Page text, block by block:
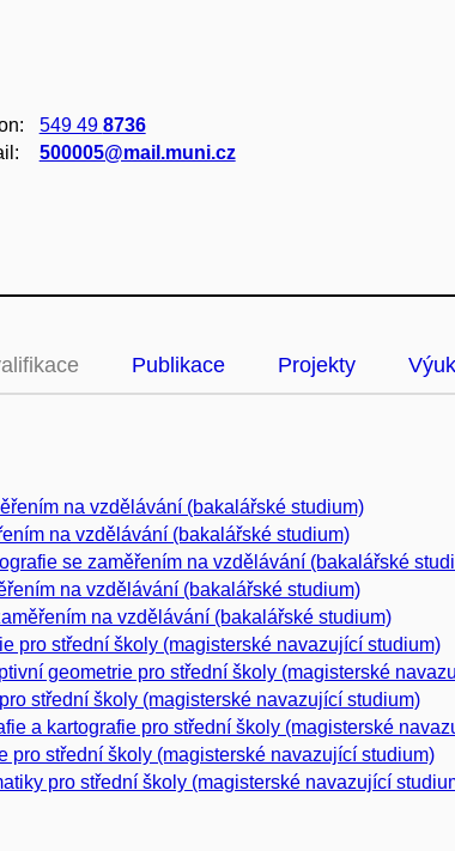
549 49 8736
500005@mail.muni.cz
Publikace Projekty
na vzdělávání (bakalářské studium)
na vzdělávání (bakalářské studium)
se zaměřením na vzdělávání (bakalářské
na vzdělávání (bakalářské studium)
na vzdělávání (bakalářské studium)
pro střední školy (magisterské navazující studium)
geometrie pro střední školy (magisterské
střední školy (magisterské navazující studium)
a kartografie pro střední školy (magisterské
pro střední školy (magisterské navazující studium)
pro střední školy (magisterské navazující